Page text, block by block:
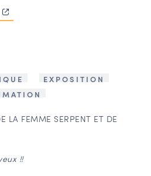
EXPOSITION
LA FEMME SERPENT ET DE
!!